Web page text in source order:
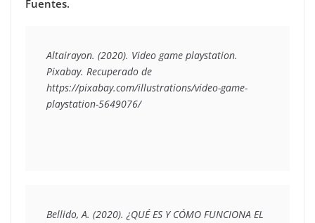
Fuentes.
Altairayon. (2020). Video game playstation.
Pixabay. Recuperado de
https://pixabay.com/illustrations/video-game-
playstation-5649076/
Bellido, A. (2020). ¿QUÉ ES Y CÓMO FUNCIONA EL